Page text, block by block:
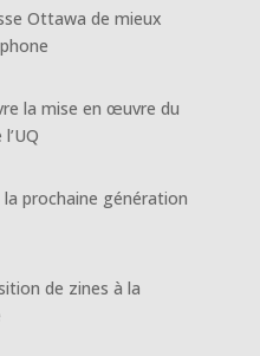
Ottawa de mieux
la mise en œuvre du
prochaine génération
de zines à la